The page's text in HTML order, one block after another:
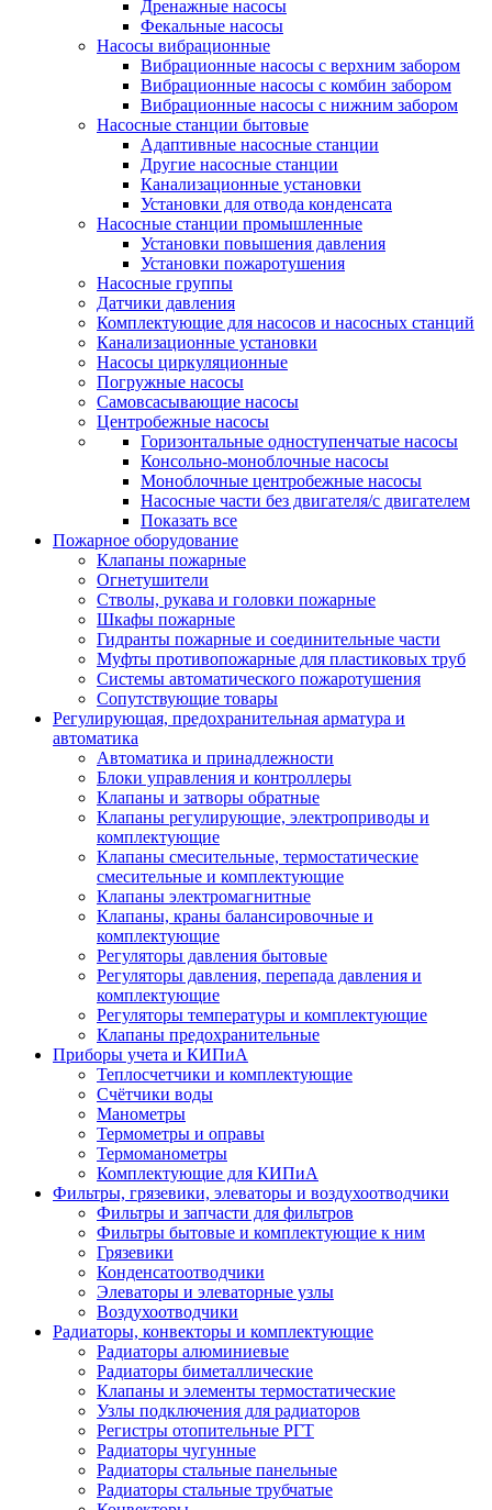
Дренажные насосы
Фекальные насосы
Насосы вибрационные
Вибрационные насосы с верхним забором
Вибрационные насосы с комбин забором
Вибрационные насосы с нижним забором
Насосные станции бытовые
Адаптивные насосные станции
Другие насосные станции
Канализационные установки
Установки для отвода конденсата
Насосные станции промышленные
Установки повышения давления
Установки пожаротушения
Насосные группы
Датчики давления
Комплектующие для насосов и насосных станций
Канализационные установки
Насосы циркуляционные
Погружные насосы
Самовсасывающие насосы
Центробежные насосы
Горизонтальные одноступенчатые насосы
Консольно-моноблочные насосы
Моноблочные центробежные насосы
Насосные части без двигателя/с двигателем
Показать все
Пожарное оборудование
Клапаны пожарные
Огнетушители
Стволы, рукава и головки пожарные
Шкафы пожарные
Гидранты пожарные и соединительные части
Муфты противопожарные для пластиковых труб
Системы автоматического пожаротушения
Сопутствующие товары
Регулирующая, предохранительная арматура и
автоматика
Автоматика и принадлежности
Блоки управления и контроллеры
Клапаны и затворы обратные
Клапаны регулирующие, электроприводы и
комплектующие
Клапаны смесительные, термостатические
смесительные и комплектующие
Клапаны электромагнитные
Клапаны, краны балансировочные и
комплектующие
Регуляторы давления бытовые
Регуляторы давления, перепада давления и
комплектующие
Регуляторы температуры и комплектующие
Клапаны предохранительные
Приборы учета и КИПиА
Теплосчетчики и комплектующие
Счётчики воды
Манометры
Термометры и оправы
Термоманометры
Комплектующие для КИПиА
Фильтры, грязевики, элеваторы и воздухоотводчики
Фильтры и запчасти для фильтров
Фильтры бытовые и комплектующие к ним
Грязевики
Конденсатоотводчики
Элеваторы и элеваторные узлы
Воздухоотводчики
Радиаторы, конвекторы и комплектующие
Радиаторы алюминиевые
Радиаторы биметаллические
Клапаны и элементы термостатические
Узлы подключения для радиаторов
Регистры отопительные РГТ
Радиаторы чугунные
Радиаторы стальные панельные
Радиаторы стальные трубчатые